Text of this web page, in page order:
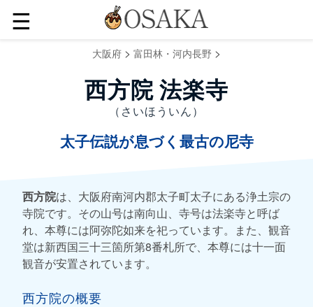
☰
大阪府 > 富田林・河内長野 >
西方院 法楽寺
（さいほういん）
太子伝説が息づく最古の尼寺
西方院は、大阪府南河内郡太子町太子にある浄土宗の
寺院です。その山号は南向山、寺号は法楽寺と呼ば
れ、本尊には阿弥陀如来を祀っています。また、観音
堂は新西国三十三箇所第8番札所で、本尊には十一面
観音が安置されています。
西方院の概要